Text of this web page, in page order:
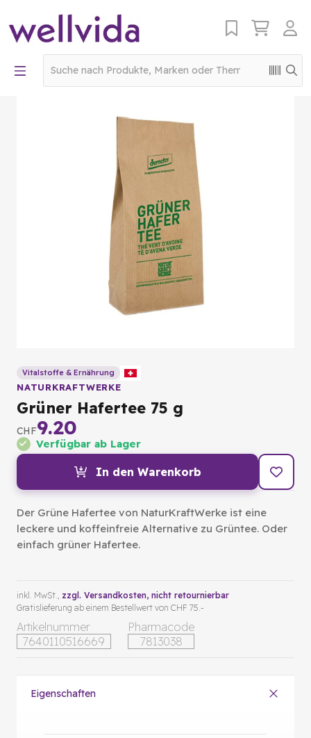
Vitalstoffe & Ernährung
NATURKRAFTWERKE
Grüner Hafertee 75 g
CHF9.20
Verfügbar ab Lager
In den Warenkorb
Der Grüne Hafertee von NaturKraftWerke ist eine
leckere und koffeinfreie Alternative zu Grüntee. Oder
einfach grüner Hafertee.
Artikelnummer
7640110516669
Pharmacode
7813038
inkl. MwSt., zzgl. Versandkosten, nicht retournierbar
Gratislieferung ab einem Bestellwert von CHF 75.-
Eigenschaften